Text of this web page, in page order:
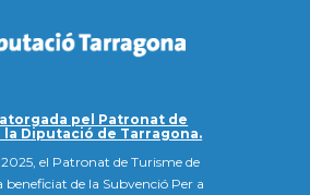
pel Patronat de
la Diputació de Tarragona.
el Patronat de Turisme de
beneficiat de la Subvenció Per a